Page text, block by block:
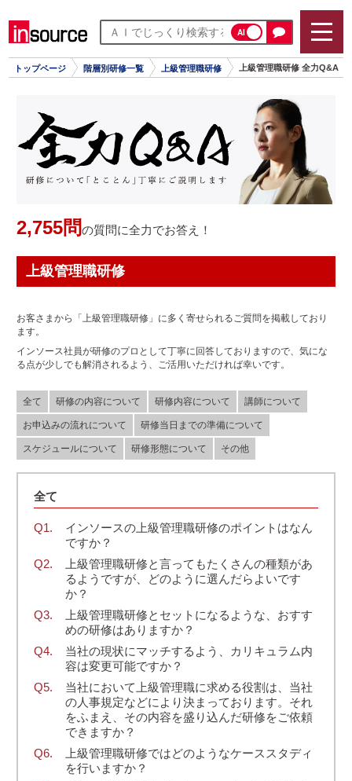
AI
トップページ 階層別研修一覧 上級管理職研修 上級管理職研修 全力Q&A
2,755問の質問に全力でお答え！
上級管理職研修
お客さまから「上級管理職研修」に多く寄せられるご質問を掲載しており
ます。
インソース社員が研修のプロとして丁寧に回答しておりますので、気にな
る点が少しでも解消されるよう、ご活用いただければ幸いです。
全て 研修の内容について 研修内容について 講師について
お申込みの流れについて 研修当日までの準備について
スケジュールについて 研修形態について その他
全て
インソースの上級管理職研修のポイントはなん
ですか？
上級管理職研修と言ってもたくさんの種類があ
るようですが、どのように選んだらよいです
か？
上級管理職研修とセットになるような、おすす
めの研修はありますか？
当社の現状にマッチするよう、カリキュラム内
容は変更可能ですか？
当社において上級管理職に求める役割は、当社
の人事規定などにより決まっております。それ
をふまえ、その内容を盛り込んだ研修をご依頼
できますか？
上級管理職研修ではどのようなケーススタディ
を行いますか？